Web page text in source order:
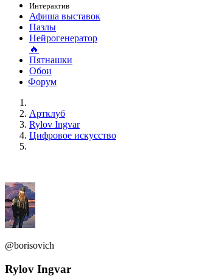
Интерактив
Афиша выставок
Пазлы
Нейрогенератор
🔥
Пятнашки
Обои
Форум
Артклуб
Rylov Ingvar
Цифровое искусство
@borisovich
Rylov Ingvar